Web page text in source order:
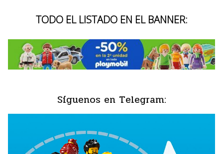
TODO EL LISTADO EN EL BANNER:
Síguenos en Telegram: